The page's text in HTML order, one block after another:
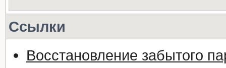
Ссылки
Восстановление забытого